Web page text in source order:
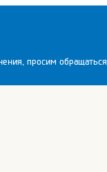
просим